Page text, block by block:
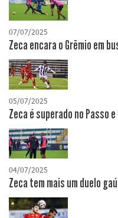
07/07/2025
Zeca encara o Grêmio em
05/07/2025
Zeca é superado no Passo
04/07/2025
Zeca tem mais um duelo